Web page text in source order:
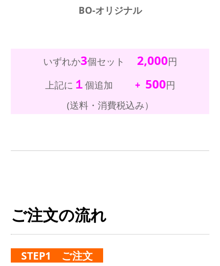
BO-オリジナル
いずれか3個セット 2,000円
上記に １ 個追加 + 500円
(送料・消費税込み）
ご注文の流れ
STEP1 ご注文